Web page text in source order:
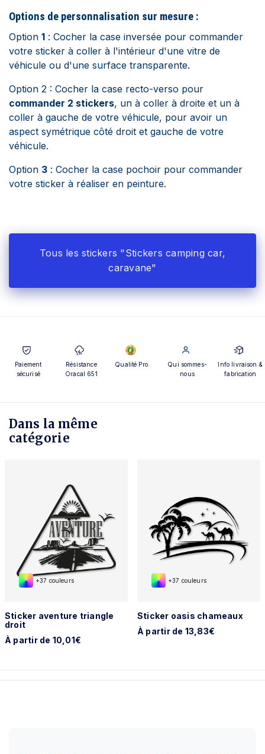
Options de personnalisation sur mesure :
Option 1 : Cocher la case inversée pour commander
votre sticker à coller à l'intérieur d'une vitre de
véhicule ou d'une surface transparente.
Option 2 : Cocher la case recto-verso pour
commander 2 stickers, un à coller à droite et un à
coller à gauche de votre véhicule, pour avoir un
aspect symétrique côté droit et gauche de votre
véhicule.
Option 3 : Cocher la case pochoir pour commander
votre sticker à réaliser en peinture.
Tous les stickers "Stickers camping car,
caravane"
Paiement
sécurisé
Résistance
Oracal 651
Qualité Pro.
Qui sommes-
nous
Info livraison &
fabrication
Dans la même
catégorie
+37 couleurs
Sticker aventure triangle
droit
À partir de 10,01€
+37 couleurs
Sticker oasis chameaux
À partir de 13,83€